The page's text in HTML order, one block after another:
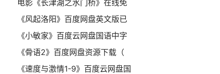
电影《长津湖之水门桥》在线免
《风起洛阳》百度网盘英文版已
《小敏家》百度云网盘国语中字
《骨语2》百度网盘资源下载（
《速度与激情1-9》百度云网盘国